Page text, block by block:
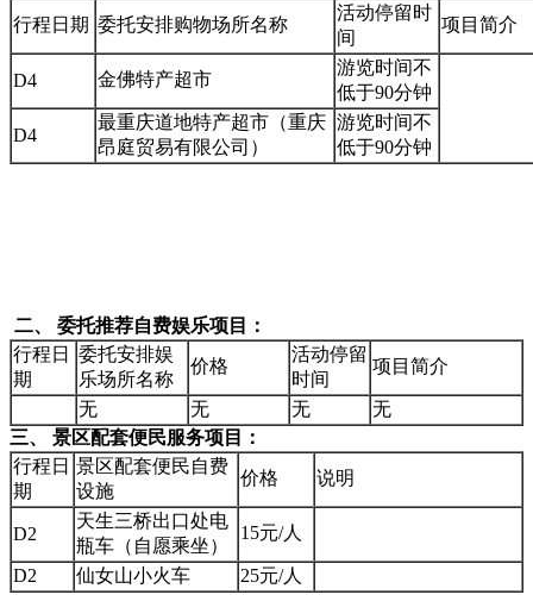
行程日期 委托安排购物场所名称
活动停留时
间
项目简介
D4 金佛特产超市
游览时间不
低于90分钟
D4
最重庆道地特产超市（重庆
昂庭贸易有限公司）
游览时间不
低于90分钟
二、 委托推荐自费娱乐项目：
行程日
期
委托安排娱
乐场所名称
价格
活动停留
时间
项目简介
无 无 无
无
三、 景区配套便民服务项目：
行程日
期
景区配套便民自费
设施
价格 说明
D2
天生三桥出口处电
瓶车（自愿乘坐）
15元/人
D2 仙女山小火车 25元/人